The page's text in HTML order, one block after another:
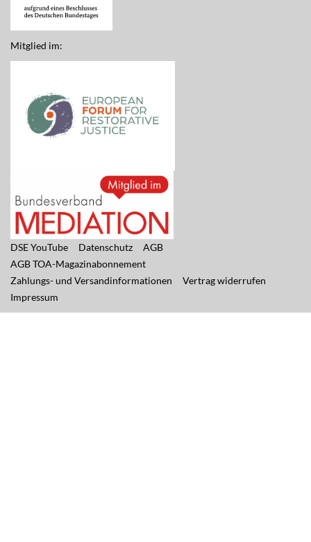
Mitglied im:
DSE YouTube Datenschutz
AGB
AGB TOA-Magazinabonnement
Zahlungs- und Versandinformationen
Vertrag widerrufen
Impressum